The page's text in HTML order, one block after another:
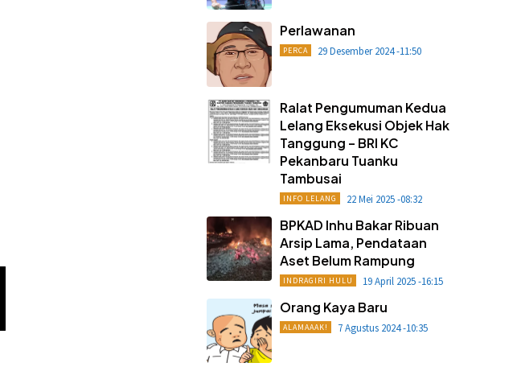
Perlawanan
PERCA 29 Desember 2024 -11:50
Ralat Pengumuman Kedua
Lelang Eksekusi Objek Hak
Tanggung – BRI KC
Pekanbaru Tuanku
Tambusai
INFO LELANG 22 Mei 2025 -08:32
BPKAD Inhu Bakar Ribuan
Arsip Lama, Pendataan
Aset Belum Rampung
INDRAGIRI HULU 19 April 2025 -16:15
Orang Kaya Baru
ALAMAAAK! 7 Agustus 2024 -10:35